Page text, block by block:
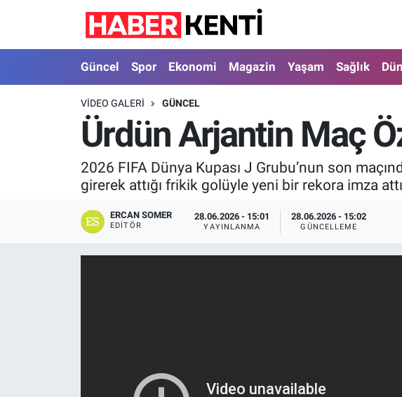
Güncel Spor Ekonomi Magazin Yaşam Sağlık
VIDEO GALERI GÜNCEL
Ürdün Arjantin Maç
2026 FIFA Dünya Kupası J Grubu’nun son
girerek attığı frikik golüyle yeni bir rekora imza
ERCAN SOMER
EDITÖR
28.06.2026 - 15:01
YAYINLANMA
28.06.2026 - 15:02
GÜNCELLEME
Güncel
Spor
Ekonomi
Magazin
Nöbetçi Eczaneler
Hava Durumu
İstanbul Namaz Vakitleri
Trafik Durumu
Süper Lig Puan Durumu ve Fikstür
Tüm Manşetler